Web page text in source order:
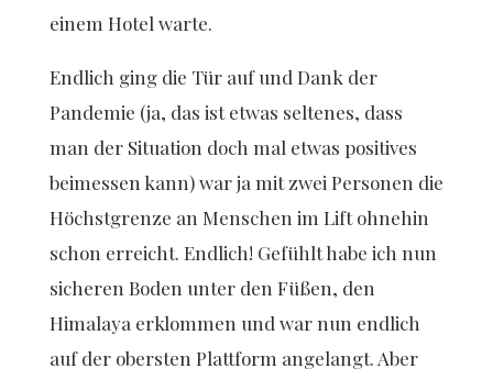
einem Hotel warte.
Endlich ging die Tür auf und Dank der
Pandemie (ja, das ist etwas seltenes, dass
man der Situation doch mal etwas positives
beimessen kann) war ja mit zwei Personen die
Höchstgrenze an Menschen im Lift ohnehin
schon erreicht. Endlich! Gefühlt habe ich nun
sicheren Boden unter den Füßen, den
Himalaya erklommen und war nun endlich
auf der obersten Plattform angelangt. Aber